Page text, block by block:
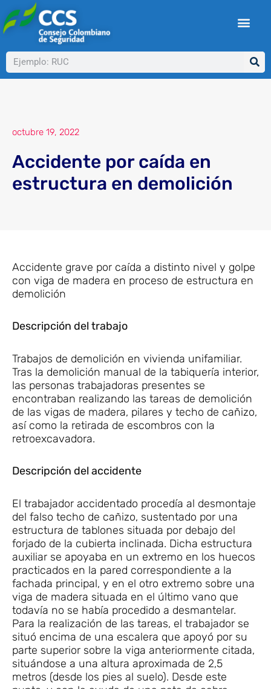
al
contenido
Buscar
octubre 19, 2022
Accidente por caída en
estructura en demolición
Accidente grave por caída a distinto nivel y golpe
con viga de madera en proceso de estructura en
demolición
Descripción del trabajo
Trabajos de demolición en vivienda unifamiliar.
Tras la demolición manual de la tabiquería interior,
las personas trabajadoras presentes se
encontraban realizando las tareas de demolición
de las vigas de madera, pilares y techo de cañizo,
así como la retirada de escombros con la
retroexcavadora.
Descripción del accidente
El trabajador accidentado procedía al desmontaje
del falso techo de cañizo, sustentado por una
estructura de tablones situada por debajo del
forjado de la cubierta inclinada. Dicha estructura
auxiliar se apoyaba en un extremo en los huecos
practicados en la pared correspondiente a la
fachada principal, y en el otro extremo sobre una
viga de madera situada en el último vano que
todavía no se había procedido a desmantelar.
Para la realización de las tareas, el trabajador se
situó encima de una escalera que apoyó por su
parte superior sobre la viga anteriormente citada,
situándose a una altura aproximada de 2,5
metros (desde los pies al suelo). Desde este